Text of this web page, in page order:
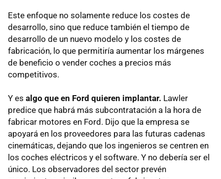
Este enfoque no solamente reduce los costes de
desarrollo, sino que reduce también el tiempo de
desarrollo de un nuevo modelo y los costes de
fabricación, lo que permitiría aumentar los márgenes
de beneficio o vender coches a precios más
competitivos.
Y es algo que en Ford quieren implantar. Lawler
predice que habrá más subcontratación a la hora de
fabricar motores en Ford. Dijo que la empresa se
apoyará en los proveedores para las futuras cadenas
cinemáticas, dejando que los ingenieros se centren en
los coches eléctricos y el software. Y no debería ser el
único. Los observadores del sector prevén